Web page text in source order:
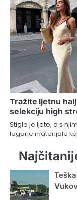
Tražite ljetnu
selekciju high
Stiglo je ljeto, a s
lagane materijale